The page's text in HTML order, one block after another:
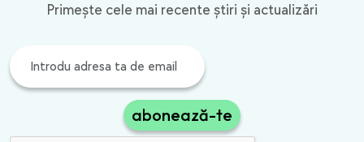
Primește cele mai recente știri și actualizări
abonează-te